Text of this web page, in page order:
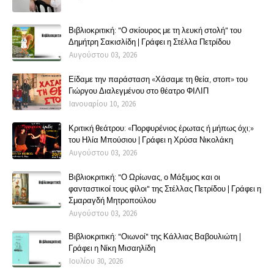
Βιβλιοκριτική: "Ο σκίουρος με τη λευκή στολή" του
Δημήτρη Σακισλίδη | Γράφει η Στέλλα Πετρίδου
Αυγούστου 03, 2026
Είδαμε την παράσταση «Χάσαμε τη θεία, στοπ» του
Γιώργου Διαλεγμένου στο θέατρο ΦΙΛΙΠ
Ιανουαρίου 10, 2026
Κριτική θεάτρου: «Πορφυρένιος έρωτας ή μήπως όχι;»
του Ηλία Μπούσιου | Γράφει η Χρύσα Νικολάκη
Αυγούστου 03, 2026
Βιβλιοκριτική: "Ο Ωρίωνας, ο Μάξιμος και οι
φανταστικοί τους φίλοι" της Στέλλας Πετρίδου | Γράφει η
Σμαραγδή Μητροπούλου
Αυγούστου 03, 2026
Βιβλιοκριτική: "Οιωνοί" της Κάλλιας Βαβουλιώτη |
Γράφει η Νίκη Μισαηλίδη
Ιουλίου 30, 2026